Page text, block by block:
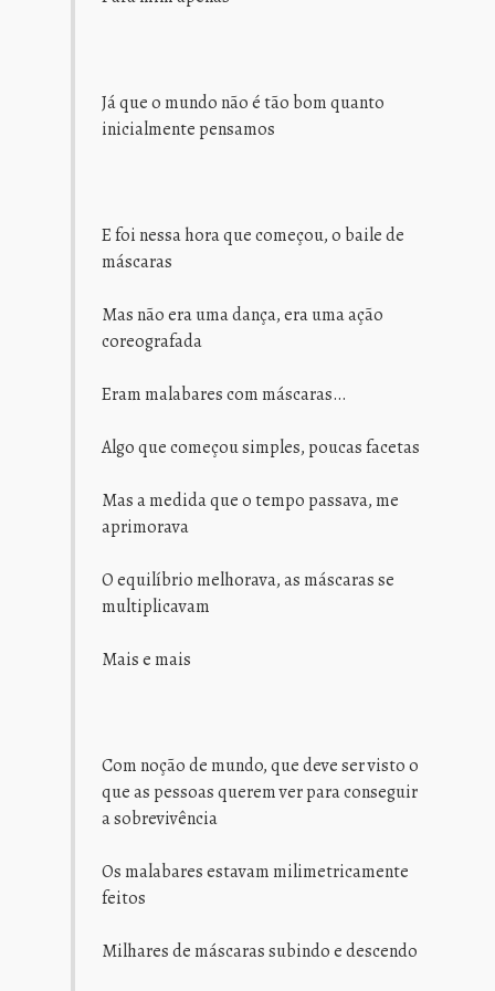
Já que o mundo não é tão bom quanto
inicialmente pensamos
E foi nessa hora que começou, o baile de
máscaras
Mas não era uma dança, era uma ação
coreografada
Eram malabares com máscaras…
Algo que começou simples, poucas facetas
Mas a medida que o tempo passava, me
aprimorava
O equilíbrio melhorava, as máscaras se
multiplicavam
Mais e mais
Com noção de mundo, que deve ser visto o
que as pessoas querem ver para conseguir
a sobrevivência
Os malabares estavam milimetricamente
feitos
Milhares de máscaras subindo e descendo